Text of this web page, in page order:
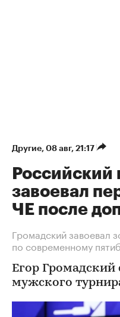
Другие⁠, 08 авг, 21:17
Российский
завоевал
ЧЕ после
Громадский завоевал
по современному
Егор Громадский
мужского